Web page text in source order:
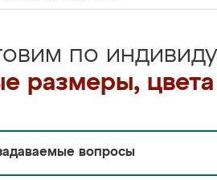
по
размеры,
вопросы